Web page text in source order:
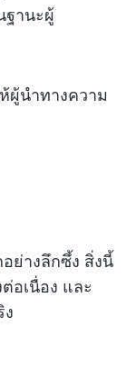
ฐานะผู้
ผู้นำทางความ
ย่างลึกซึ้ง สิ่งนี้
อเนื่อง และ